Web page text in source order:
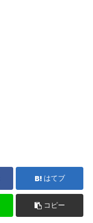
はてブ
コピー